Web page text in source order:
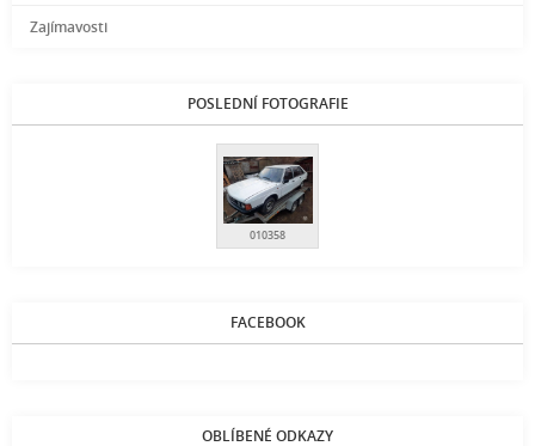
Zajímavosti
POSLEDNÍ FOTOGRAFIE
010358
FACEBOOK
OBLÍBENÉ ODKAZY